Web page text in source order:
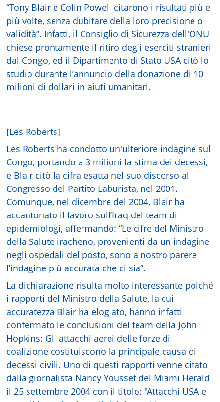
“Tony Blair e Colin Powell citarono i risultati più e
più volte, senza dubitare della loro precisione o
validità”. Infatti, il Consiglio di Sicurezza dell'ONU
chiese prontamente il ritiro degli eserciti stranieri
dal Congo, ed il Dipartimento di Stato USA citò lo
studio durante l’annuncio della donazione di 10
milioni di dollari in aiuti umanitari.
[Les Roberts]
Les Roberts ha condotto un'ulteriore indagine sul
Congo, portando a 3 milioni la stima dei decessi,
e Blair citò la cifra esatta nel suo discorso al
Congresso del Partito Laburista, nel 2001.
Comunque, nel dicembre del 2004, Blair ha
accantonato il lavoro sull’Iraq del team di
epidemiologi, affermando: “Le cifre del Ministro
della Salute iracheno, provenienti da un indagine
negli ospedali del posto, sono a nostro parere
l’indagine più accurata che ci sia”.
La dichiarazione risulta molto interessante poiché
i rapporti del Ministro della Salute, la cui
accuratezza Blair ha elogiato, hanno infatti
confermato le conclusioni del team della John
Hopkins: Gli attacchi aerei delle forze di
coalizione costituiscono la principale causa di
decessi civili. Uno di questi rapporti venne citato
dalla giornalista Nancy Youssef del Miami Herald
il 25 settembre 2004 con il titolo: "Attacchi USA e